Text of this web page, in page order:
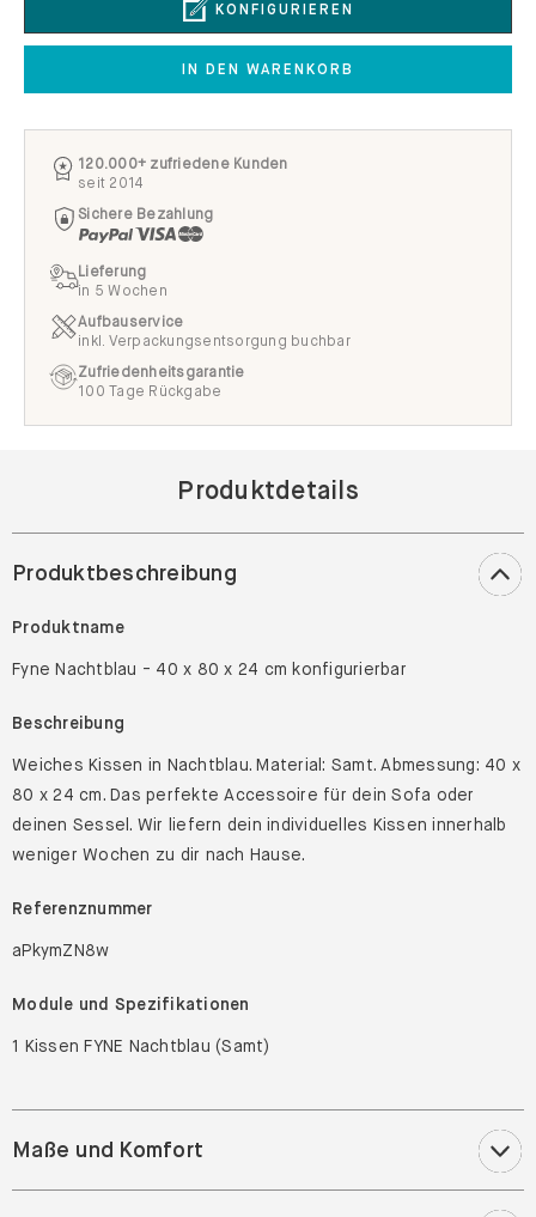
KONFIGURIEREN
IN DEN WARENKORB
120.000+ zufriedene Kunden
seit 2014
Sichere Bezahlung
Lieferung
in 5 Wochen
Aufbauservice
inkl. Verpackungsentsorgung buchbar
Zufriedenheitsgarantie
100 Tage Rückgabe
Produktdetails
Produktbeschreibung
Produktname
Fyne Nachtblau - 40 x 80 x 24 cm konfigurierbar
Beschreibung
Weiches Kissen in Nachtblau. Material: Samt. Abmessung: 40 x
80 x 24 cm. Das perfekte Accessoire für dein Sofa oder
deinen Sessel. Wir liefern dein individuelles Kissen innerhalb
weniger Wochen zu dir nach Hause.
Referenznummer
aPkymZN8w
Module und Spezifikationen
1 Kissen FYNE Nachtblau (Samt)
Maße und Komfort